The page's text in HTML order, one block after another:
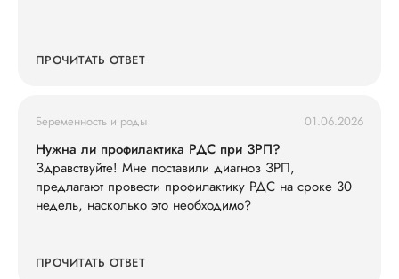
ПРОЧИТАТЬ ОТВЕТ
Беременность и роды 01.06.2026
Нужна ли профилактика РДС при ЗРП?
Здравствуйте! Мне поставили диагноз ЗРП,
предлагают провести профилактику РДС на сроке 30
недель, насколько это необходимо?
ПРОЧИТАТЬ ОТВЕТ